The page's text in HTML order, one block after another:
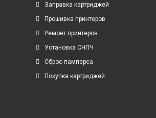
Заправка картриджей
Прошивка принтеров
Ремонт принтеров
Установка СНПЧ
Сброс памперса
Покупка картриджей